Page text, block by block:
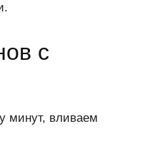
с
минут, вливаем